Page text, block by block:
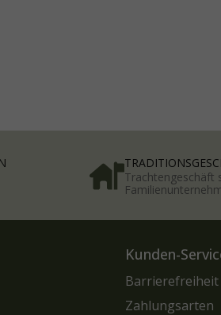
Trachtengeschäft
Kunden-
Barrierefreiheit
Zahlungsarten